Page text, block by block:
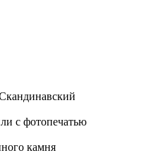
с фотопечатью
камня